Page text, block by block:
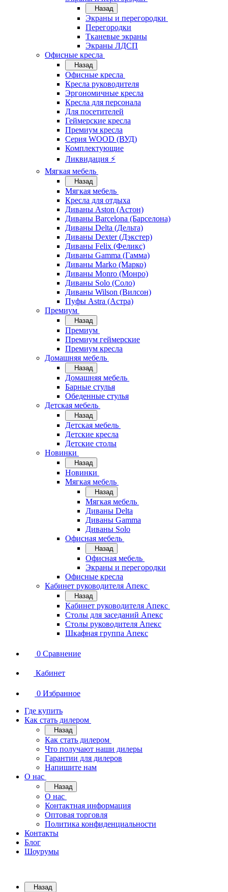
Назад
Экраны и перегородки
Перегородки
Тканевые экраны
Экраны ЛДСП
Офисные кресла
Назад
Офисные кресла
Кресла руководителя
Эргономичные кресла
Кресла для персонала
Для посетителей
Геймерские кресла
Премиум кресла
Серия WOOD (ВУД)
Комплектующие
Ликвидация ⚡
Мягкая мебель
Назад
Мягкая мебель
Кресла для отдыха
Диваны Aston (Астон)
Диваны Barcelona (Барселона)
Диваны Delta (Дельта)
Диваны Dexter (Дэкстер)
Диваны Felix (Феликс)
Диваны Gamma (Гамма)
Диваны Marko (Марко)
Диваны Monro (Монро)
Диваны Solo (Соло)
Диваны Wilson (Вилсон)
Пуфы Astra (Астра)
Премиум
Назад
Премиум
Премиум геймерские
Премиум кресла
Домашняя мебель
Назад
Домашняя мебель
Барные стулья
Обеденные стулья
Детская мебель
Назад
Детская мебель
Детские кресла
Детские столы
Новинки
Назад
Новинки
Мягкая мебель
Назад
Мягкая мебель
Диваны Delta
Диваны Gamma
Диваны Solo
Офисная мебель
Назад
Офисная мебель
Экраны и перегородки
Офисные кресла
Кабинет руководителя Апекс
Назад
Кабинет руководителя Апекс
Столы для заседаний Апекс
Столы руководителя Апекс
Шкафная группа Апекс
0 Сравнение
Кабинет
0 Избранное
Где купить
Как стать дилером
Назад
Как стать дилером
Что получают наши дилеры
Гарантии для дилеров
Напишите нам
О нас
Назад
О нас
Контактная информация
Оптовая торговля
Политика конфиденциальности
Контакты
Блог
Шоурумы
Назад